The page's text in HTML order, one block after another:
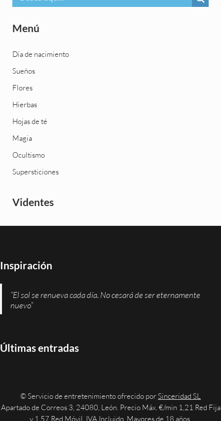
Menú
Día de nacimiento
Sueños
Flores
Hierbas
Hojas de té
Magia
Ocultismo
Supersticiones
Videntes
Inspiración
“El sol se renueva cada día. No cesará de ser eternamente
nuevo”
Últimas entradas
© Servicio de entretenimiento ofrecido porSinceridad SL
Apartado de Correos 3, 24080, León. Precio Máx. €/min 1,21 Red Fija
y 1,57 Red Móvil. IVA Incluido. Mayores de 18 años.